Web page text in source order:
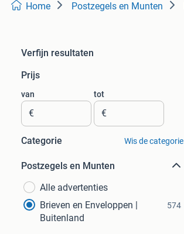
Home Postzegels en Munten
Verfijn resultaten
Prijs
van
€
tot
€
Categorie Wis de categorie
Postzegels en Munten
Alle advertenties
Brieven en Enveloppen |
Buitenland
574